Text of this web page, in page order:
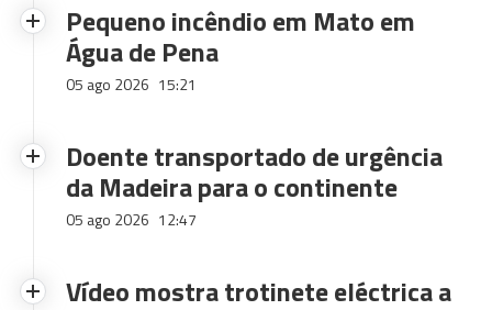
Pequeno incêndio em Mato em
Água de Pena
05 ago 2026 15:21
Doente transportado de urgência
da Madeira para o continente
05 ago 2026 12:47
Vídeo mostra trotinete eléctrica a